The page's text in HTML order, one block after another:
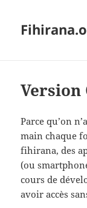
Version
Parce qu’on
main chaque
fihirana, des
(ou
cours de
avoir accès